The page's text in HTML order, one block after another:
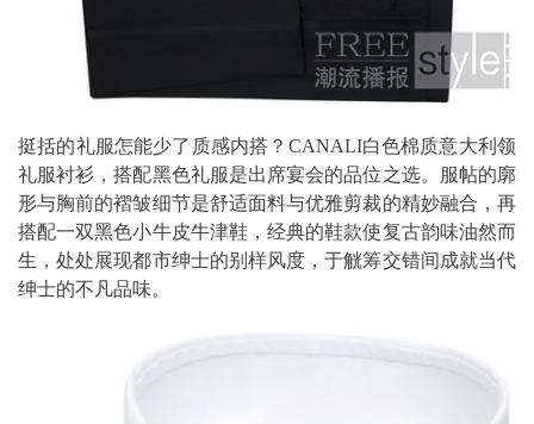
挺括的礼服怎能少了质感内搭？CANALI白色棉质意大利领
礼服衬衫，搭配黑色礼服是出席宴会的品位之选。服帖的廓
形与胸前的褶皱细节是舒适面料与优雅剪裁的精妙融合，再
搭配一双黑色小牛皮牛津鞋，经典的鞋款使复古韵味油然而
生，处处展现都市绅士的别样风度，于觥筹交错间成就当代
绅士的不凡品味。